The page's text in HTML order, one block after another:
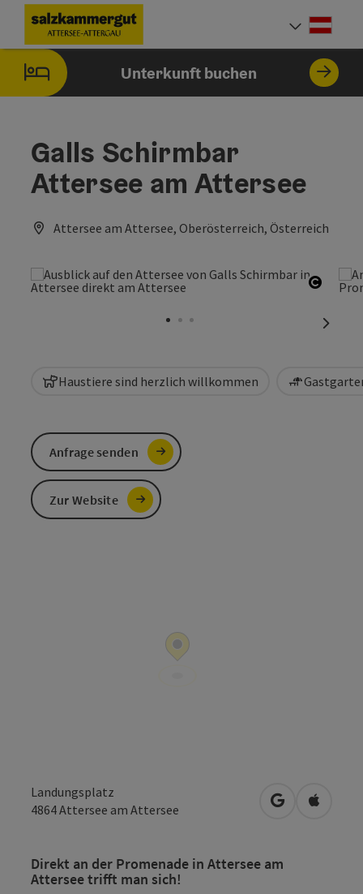
Zum InhaltAccesskey
[0]
Zur NavigationAccesskey
[1]
Zum Seitenanfang
Zum ImpressumAccesskey
[5]
Zu den Hinweisen zur Bedienung der Website Accesskey
Zur StartseiteAccesskey
[7]
Unterkunft buchen
Galls Schirmbar
Attersee am Attersee
Attersee am Attersee, Oberösterreich, Österreich
Haustiere sind herzlich willkommen
Landungsplatz
4864Attersee am Attersee in Google
in
Direkt an der Promenade in Attersee am
Attersee trifft man sich!
Anfrage senden
Zur Website